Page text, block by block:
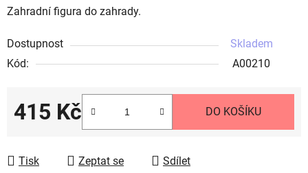
Zahradní figura do zahrady.
Dostupnost
Skladem
Kód:
A00210
415 Kč DO KOŠÍKU
Tisk Zeptat se Sdílet